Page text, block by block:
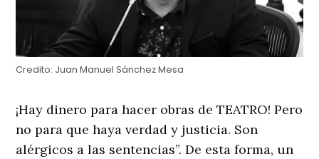
Credito: Juan Manuel Sánchez Mesa
¡Hay dinero para hacer obras de TEATRO! Pero
no para que haya verdad y justicia. Son
alérgicos a las sentencias”. De esta forma, un